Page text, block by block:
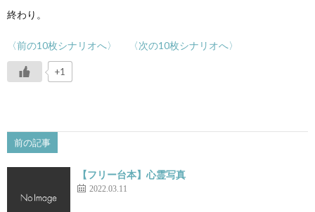
終わり。
〈前の10枚シナリオへ〉 〈次の10枚シナリオへ〉
+1
前の記事
【フリー台本】心霊写真
2022.03.11